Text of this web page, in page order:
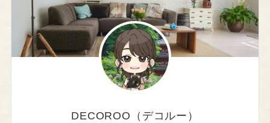
DECOROO（デコルー）